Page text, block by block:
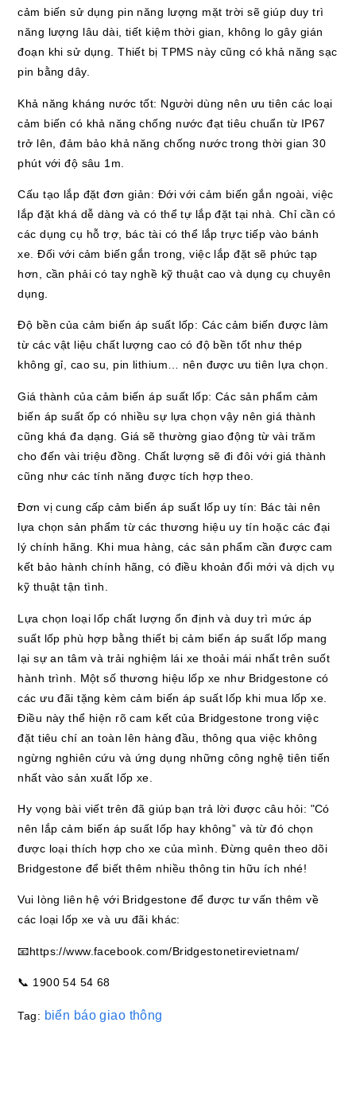
cảm biến sử dụng pin năng lượng mặt trời sẽ giúp duy trì
năng lượng lâu dài, tiết kiệm thời gian, không lo gây gián
đoạn khi sử dụng. Thiết bị TPMS này cũng có khả năng sạc
pin bằng dây.
Khả năng kháng nước tốt: Người dùng nên ưu tiên các loại
cảm biến có khả năng chống nước đạt tiêu chuẩn từ IP67
trở lên, đảm bảo khả năng chống nước trong thời gian 30
phút với độ sâu 1m.
Cấu tạo lắp đặt đơn giản: Đới với cảm biến gắn ngoài, việc
lắp đặt khá dễ dàng và có thể tự lắp đặt tại nhà. Chỉ cần có
các dụng cụ hỗ trợ, bác tài có thể lắp trực tiếp vào bánh
xe. Đối với cảm biến gắn trong, việc lắp đặt sẽ phức tạp
hơn, cần phải có tay nghề kỹ thuật cao và dụng cụ chuyên
dụng.
Độ bền của cảm biến áp suất lốp: Các cảm biến được làm
từ các vật liệu chất lượng cao có độ bền tốt như thép
không gỉ, cao su, pin lithium… nên được ưu tiên lựa chọn.
Giá thành của cảm biến áp suất lốp: Các sản phẩm cảm
biến áp suất ốp có nhiều sự lựa chọn vậy nên giá thành
cũng khá đa dạng. Giá sẽ thường giao động từ vài trăm
cho đến vài triệu đồng. Chất lượng sẽ đi đôi với giá thành
cũng như các tính năng được tích hợp theo.
Đơn vị cung cấp cảm biến áp suất lốp uy tín: Bác tài nên
lựa chọn sản phẩm từ các thương hiệu uy tín hoặc các đại
lý chính hãng. Khi mua hàng, các sản phẩm cần được cam
kết bảo hành chính hãng, có điều khoản đổi mới và dịch vụ
kỹ thuật tận tình.
Lựa chọn loại lốp chất lượng ổn định và duy trì mức áp
suất lốp phù hợp bằng thiết bị cảm biến áp suất lốp mang
lại sự an tâm và trải nghiệm lái xe thoải mái nhất trên suốt
hành trình. Một số thương hiệu lốp xe như Bridgestone có
các ưu đãi tặng kèm cảm biến áp suất lốp khi mua lốp xe.
Điều này thể hiện rõ cam kết của Bridgestone trong việc
đặt tiêu chí an toàn lên hàng đầu, thông qua việc không
ngừng nghiên cứu và ứng dụng những công nghệ tiên tiến
nhất vào sản xuất lốp xe.
Hy vọng bài viết trên đã giúp bạn trả lời được câu hỏi: "Có
nên lắp cảm biến áp suất lốp hay không” và từ đó chọn
được loại thích hợp cho xe của mình. Đừng quên theo dõi
Bridgestone để biết thêm nhiều thông tin hữu ích nhé!
Vui lòng liên hệ với Bridgestone để được tư vấn thêm về
các loại lốp xe và ưu đãi khác:
📧https://www.facebook.com/Bridgestonetirevietnam/
📞 1900 54 54 68
Tag: biển báo giao thông